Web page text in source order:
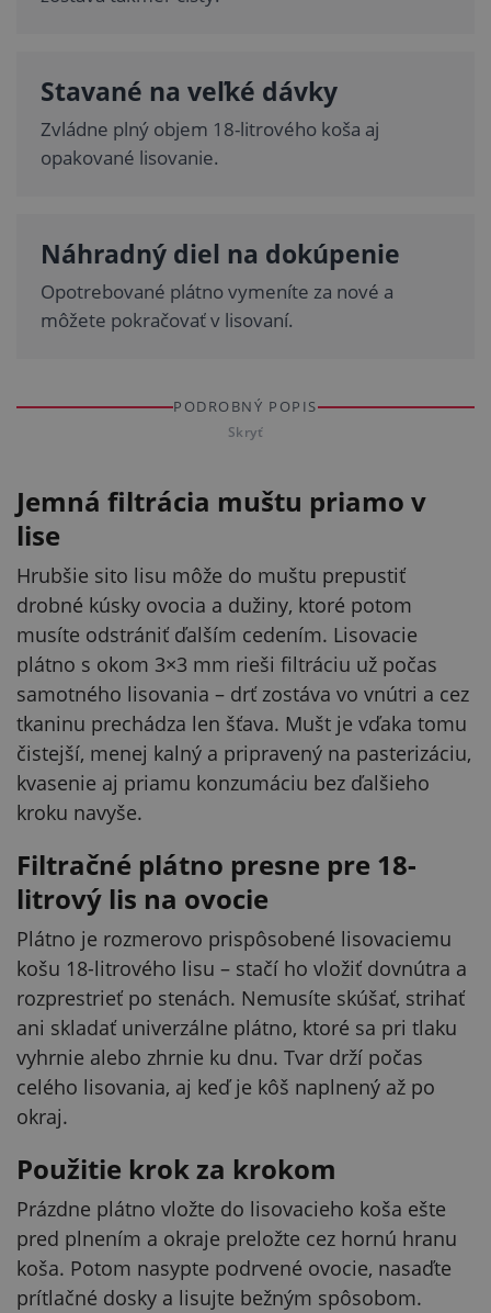
Stavané na veľké dávky
Zvládne plný objem 18-litrového koša aj
opakované lisovanie.
Náhradný diel na dokúpenie
Opotrebované plátno vymeníte za nové a
môžete pokračovať v lisovaní.
PODROBNÝ POPIS
Skryť
Jemná filtrácia muštu priamo v
lise
Hrubšie sito lisu môže do muštu prepustiť
drobné kúsky ovocia a dužiny, ktoré potom
musíte odstrániť ďalším cedením. Lisovacie
plátno s okom 3×3 mm rieši filtráciu už počas
samotného lisovania – drť zostáva vo vnútri a cez
tkaninu prechádza len šťava. Mušt je vďaka tomu
čistejší, menej kalný a pripravený na pasterizáciu,
kvasenie aj priamu konzumáciu bez ďalšieho
kroku navyše.
Filtračné plátno presne pre 18-
litrový lis na ovocie
Plátno je rozmerovo prispôsobené lisovaciemu
košu 18-litrového lisu – stačí ho vložiť dovnútra a
rozprestrieť po stenách. Nemusíte skúšať, strihať
ani skladať univerzálne plátno, ktoré sa pri tlaku
vyhrnie alebo zhrnie ku dnu. Tvar drží počas
celého lisovania, aj keď je kôš naplnený až po
okraj.
Použitie krok za krokom
Prázdne plátno vložte do lisovacieho koša ešte
pred plnením a okraje preložte cez hornú hranu
koša. Potom nasypte podrvené ovocie, nasaďte
prítlačné dosky a lisujte bežným spôsobom.